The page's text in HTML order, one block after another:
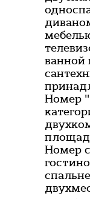
ванной
Номер
Номер